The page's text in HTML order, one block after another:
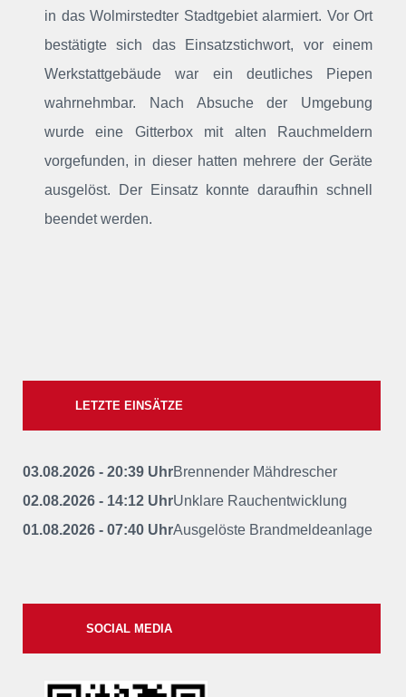
in das Wolmirstedter Stadtgebiet alarmiert. Vor Ort
bestätigte sich das Einsatzstichwort, vor einem
Werkstattgebäude war ein deutliches Piepen
wahrnehmbar. Nach Absuche der Umgebung
wurde eine Gitterbox mit alten Rauchmeldern
vorgefunden, in dieser hatten mehrere der Geräte
ausgelöst. Der Einsatz konnte daraufhin schnell
beendet werden.
LETZTE EINSÄTZE
03.08.2026 - 20:39 UhrBrennender Mähdrescher
02.08.2026 - 14:12 UhrUnklare Rauchentwicklung
01.08.2026 - 07:40 UhrAusgelöste Brandmeldeanlage
SOCIAL MEDIA